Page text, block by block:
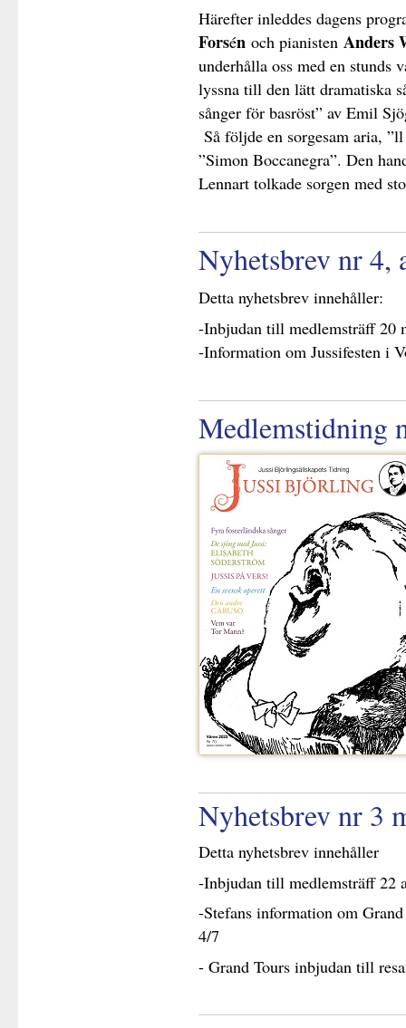
Härefter inleddes dagens
Forsén och pianisten Anders
underhålla oss med en
lyssna till den lätt dramatiska
sånger för basröst” av Emil
Så följde en sorgesam aria,
”Simon Boccanegra”. Den
Lennart tolkade sorgen med
Nyhetsbrev nr 4,
Detta nyhetsbrev innehåller:
-Inbjudan till medlemsträff 20
-Information om Jussifesten i
Medlemstidning
Nyhetsbrev nr 3
Detta nyhetsbrev innehåller
-Inbjudan till medlemsträff 22
-Stefans information om
4/7
- Grand Tours inbjudan till